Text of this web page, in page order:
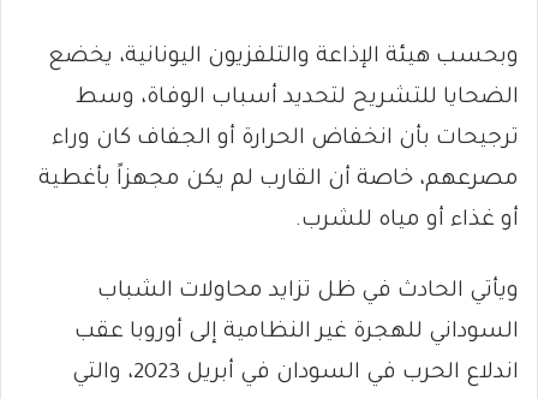
وبحسب هيئة الإذاعة والتلفزيون اليونانية، يخضع
الضحايا للتشريح لتحديد أسباب الوفاة، وسط
ترجيحات بأن انخفاض الحرارة أو الجفاف كان وراء
مصرعهم، خاصة أن القارب لم يكن مجهزاً بأغطية
أو غذاء أو مياه للشرب.
ويأتي الحادث في ظل تزايد محاولات الشباب
السوداني للهجرة غير النظامية إلى أوروبا عقب
اندلاع الحرب في السودان في أبريل 2023، والتي